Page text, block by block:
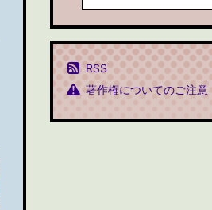
RSS
著作権についてのご注意